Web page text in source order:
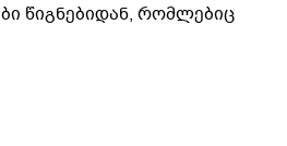
წიგნებიდან, რომლებიც